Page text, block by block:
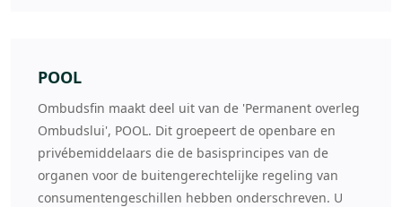
POOL
Ombudsfin maakt deel uit van de 'Permanent overleg
Ombudslui', POOL. Dit groepeert de openbare en
privébemiddelaars die de basisprincipes van de
organen voor de buitengerechtelijke regeling van
consumentengeschillen hebben onderschreven. U